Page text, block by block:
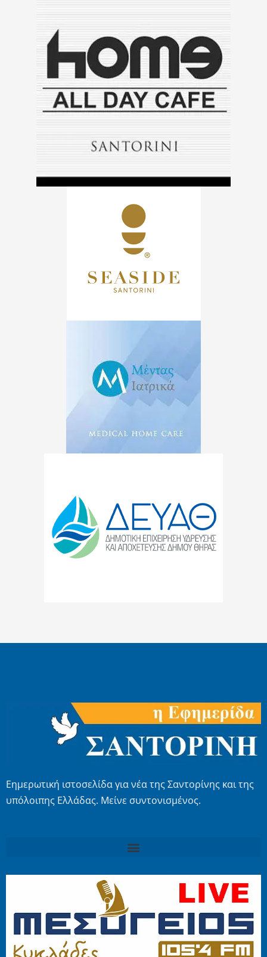
Εημερωτική ιστοσελίδα για νέα της Σαντορίνης και της
υπόλοιπης Ελλάδας. Μείνε συντονισμένος.